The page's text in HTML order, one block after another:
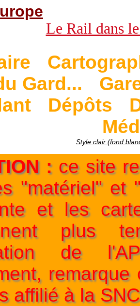
Le Rail dans
Gard...
Dépôts
Style clair (fond
:ce site
"matériel" et
et les
plus
de
affilié à la